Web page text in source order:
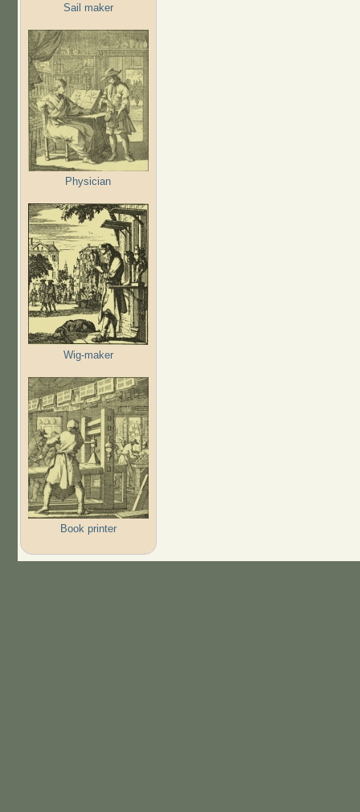
Sail maker
Physician
Wig-maker
Book printer